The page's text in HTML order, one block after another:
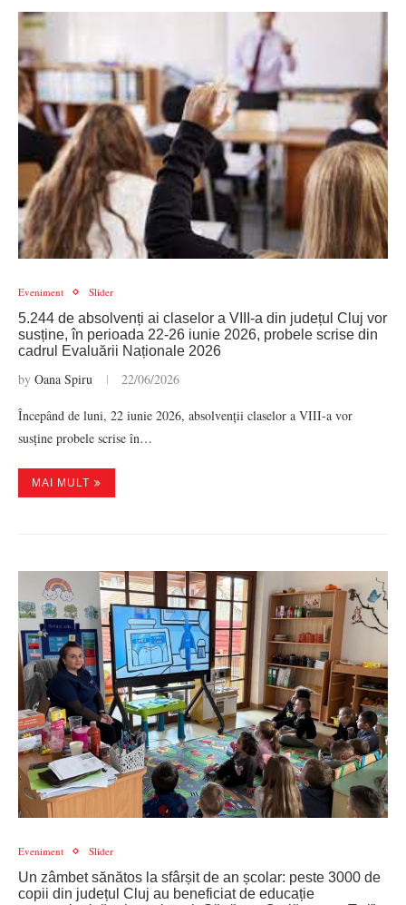
Eveniment Slider
5.244 de absolvenți ai claselor a VIII-a din județul Cluj vor
susține, în perioada 22-26 iunie 2026, probele scrise din
cadrul Evaluării Naționale 2026
by Oana Spiru 22/06/2026
Începând de luni, 22 iunie 2026, absolvenții claselor a VIII-a vor
susține probele scrise în…
MAI MULT
Eveniment Slider
Un zâmbet sănătos la sfârșit de an școlar: peste 3000 de
copii din județul Cluj au beneficiat de educație